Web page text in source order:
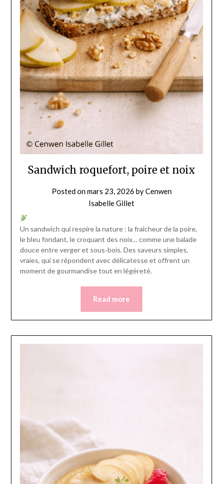
Sandwich roquefort, poire et noix
Posted onmars 23, 2026 byCenwen
Isabelle Gillet
Un sandwich qui respire la nature : la fraîcheur de la poire,
le bleu fondant, le croquant des noix… comme une balade
douce entre verger et sous‑bois. Des saveurs simples,
vraies, qui se répondent avec délicatesse et offrent un
moment de gourmandise tout en légèreté.
Read more